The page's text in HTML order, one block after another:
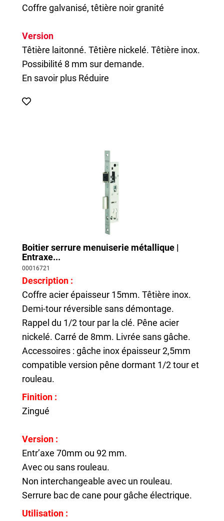
Coffre galvanisé, têtière noir granité
Version
Têtière laitonné. Têtière nickelé. Têtière inox.
Possibilité 8 mm sur demande.
En savoir plus Réduire
Boitier serrure menuiserie métallique |
Entraxe...
00016721
Description :
Coffre acier épaisseur 15mm. Têtière inox.
Demi-tour réversible sans démontage.
Rappel du 1/2 tour par la clé. Pêne acier
nickelé. Carré de 8mm. Livrée sans gâche.
Accessoires : gâche inox épaisseur 2,5mm
compatible version pêne dormant 1/2 tour et
rouleau.
Finition :
Zingué
Version :
Entr’axe 70mm ou 92 mm.
Avec ou sans rouleau.
Non interchangeable avec un rouleau.
Serrure bac de cane pour gâche électrique.
Utilisation :